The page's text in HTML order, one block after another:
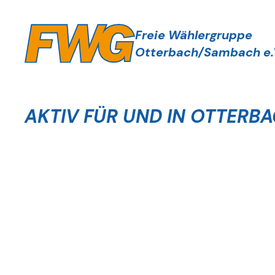
Inhalt
springen
Freie Wählergruppe
Otterbach/Sambach
AKTIV FÜR UND IN